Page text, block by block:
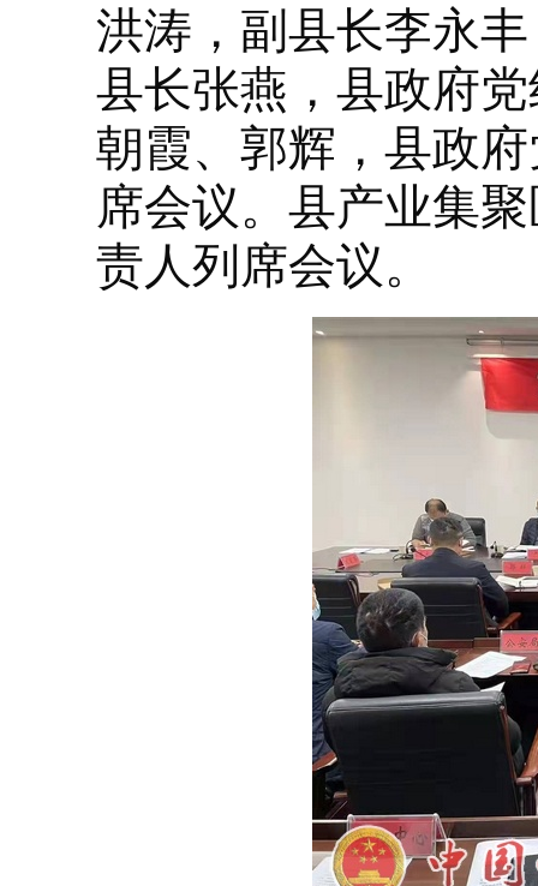
洪涛，副县长李永
县长张燕，县政府
朝霞、郭辉，县政
席会议。县产业集
责人列席会议。